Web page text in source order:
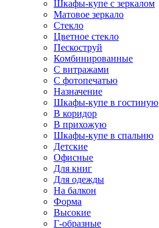
Шкафы-купе с зеркалом
Матовое зеркало
Стекло
Цветное стекло
Пескоструй
Комбинированные
С витражами
С фотопечатью
Назначение
Шкафы-купе в гостиную
В коридор
В прихожую
Шкафы-купе в спальню
Детские
Офисные
Для книг
Для одежды
На балкон
Форма
Высокие
Г-образные